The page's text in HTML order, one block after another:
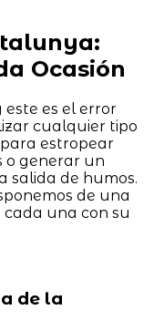
Ocasión
es el error
cualquier tipo
estropear
o generar un
salida de humos.
de una
cada una con su
de la